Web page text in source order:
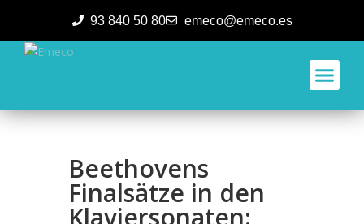
93 840 50 80 emeco@emeco.es
Beethovens
Finalsätze in den
Klaviersonaten: